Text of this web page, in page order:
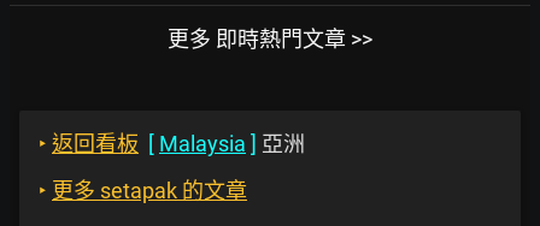
更多 即時熱門文章 >>
‣ 返回看板 [ Malaysia ] 亞洲
‣ 更多 setapak 的文章